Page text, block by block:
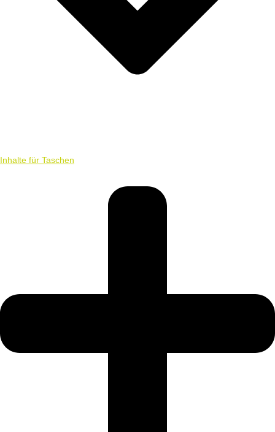
Inhalte für Taschen